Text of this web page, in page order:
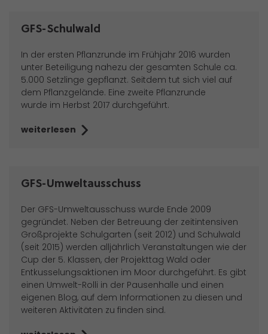
GFS-Schulwald
In der ersten Pflanzrunde im Frühjahr 2016 wurden
unter Beteiligung nahezu der gesamten Schule ca.
5.000 Setzlinge gepflanzt. Seitdem tut sich viel auf
dem Pflanzgelände. Eine zweite Pflanzrunde
wurde im Herbst 2017 durchgeführt.
weiterlesen
GFS-Umweltausschuss
Der GFS-Umweltausschuss wurde Ende 2009
gegründet. Neben der Betreuung der zeitintensiven
Großprojekte Schulgarten (seit 2012) und Schulwald
(seit 2015) werden alljährlich Veranstaltungen wie der
Cup der 5. Klassen, der Projekttag Wald oder
Entkusselungsaktionen im Moor durchgeführt. Es gibt
einen Umwelt-Rolli in der Pausenhalle und einen
eigenen Blog, auf dem Informationen zu diesen und
weiteren Aktivitäten zu finden sind.